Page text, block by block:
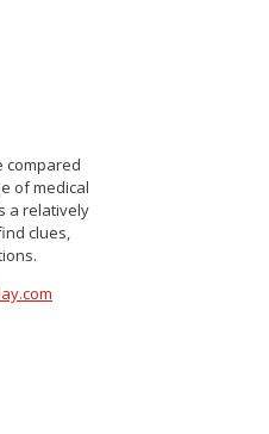
compared
of medical
a relatively
clues,